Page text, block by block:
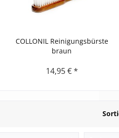
COLLONIL Reinigungsbürste
braun
14,95 € *